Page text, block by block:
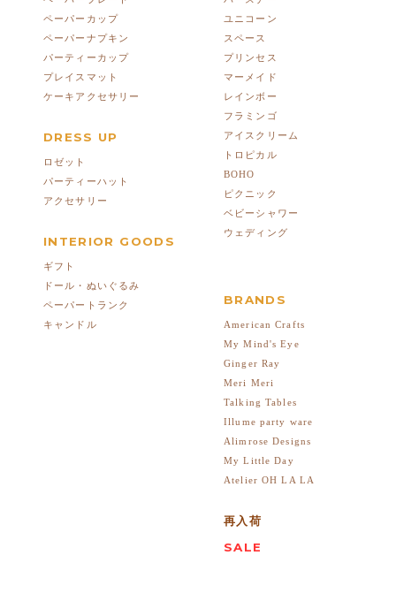
ペーパーカップ
ペーパーナプキン
パーティーカップ
プレイスマット
ケーキアクセサリー
DRESS UP
ロゼット
パーティーハット
アクセサリー
INTERIOR GOODS
ギフト
ドール・ぬいぐるみ
ペーパートランク
キャンドル
ユニコーン
スペース
プリンセス
マーメイド
レインボー
フラミンゴ
アイスクリーム
トロピカル
BOHO
ピクニック
ベビーシャワー
ウェディング
BRANDS
American Crafts
My Mind's Eye
Ginger Ray
Meri Meri
Talking Tables
Illume party ware
Alimrose Designs
My Little Day
Atelier OH LA LA
再入荷
SALE